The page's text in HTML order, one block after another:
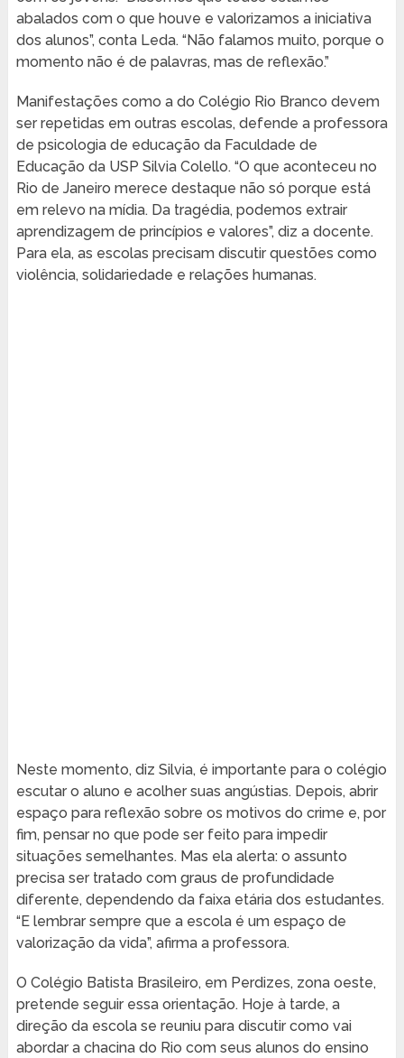
abalados com o que houve e valorizamos a iniciativa
dos alunos”, conta Leda. “Não falamos muito, porque o
momento não é de palavras, mas de reflexão.”
Manifestações como a do Colégio Rio Branco devem
ser repetidas em outras escolas, defende a professora
de psicologia de educação da Faculdade de
Educação da USP Silvia Colello. “O que aconteceu no
Rio de Janeiro merece destaque não só porque está
em relevo na mídia. Da tragédia, podemos extrair
aprendizagem de princípios e valores”, diz a docente.
Para ela, as escolas precisam discutir questões como
violência, solidariedade e relações humanas.
Neste momento, diz Silvia, é importante para o colégio
escutar o aluno e acolher suas angústias. Depois, abrir
espaço para reflexão sobre os motivos do crime e, por
fim, pensar no que pode ser feito para impedir
situações semelhantes. Mas ela alerta: o assunto
precisa ser tratado com graus de profundidade
diferente, dependendo da faixa etária dos estudantes.
“E lembrar sempre que a escola é um espaço de
valorização da vida”, afirma a professora.
O Colégio Batista Brasileiro, em Perdizes, zona oeste,
pretende seguir essa orientação. Hoje à tarde, a
direção da escola se reuniu para discutir como vai
abordar a chacina do Rio com seus alunos do ensino